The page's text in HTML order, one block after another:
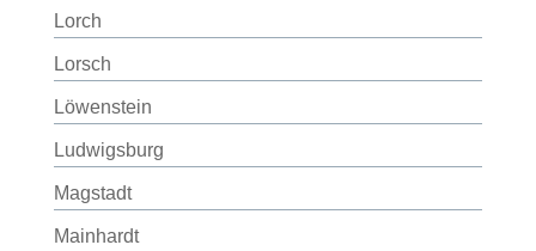
Lorch
Lorsch
Löwenstein
Ludwigsburg
Magstadt
Mainhardt